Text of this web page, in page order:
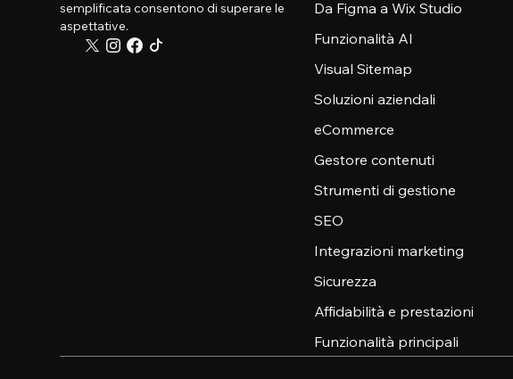
semplificata consentono di superare le
aspettative.
Da Figma a Wix Studio
Funzionalità AI
Visual Sitemap
Soluzioni aziendali
eCommerce
Gestore contenuti
Strumenti di gestione
SEO
Integrazioni marketing
Sicurezza
Affidabilità e prestazioni
Funzionalità principali